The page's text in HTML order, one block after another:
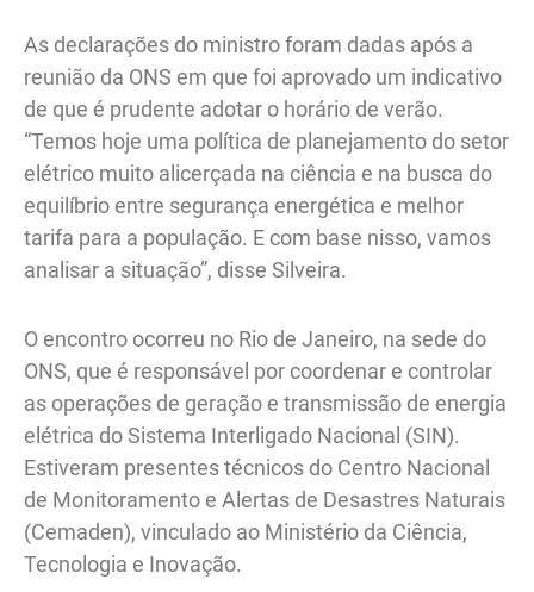
As declarações do ministro foram dadas após a
reunião da ONS em que foi aprovado um indicativo
de que é prudente adotar o horário de verão.
“Temos hoje uma política de planejamento do setor
elétrico muito alicerçada na ciência e na busca do
equilíbrio entre segurança energética e melhor
tarifa para a população. E com base nisso, vamos
analisar a situação”, disse Silveira.
O encontro ocorreu no Rio de Janeiro, na sede do
ONS, que é responsável por coordenar e controlar
as operações de geração e transmissão de energia
elétrica do Sistema Interligado Nacional (SIN).
Estiveram presentes técnicos do Centro Nacional
de Monitoramento e Alertas de Desastres Naturais
(Cemaden), vinculado ao Ministério da Ciência,
Tecnologia e Inovação.